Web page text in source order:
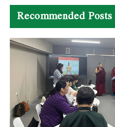
Recommended Posts